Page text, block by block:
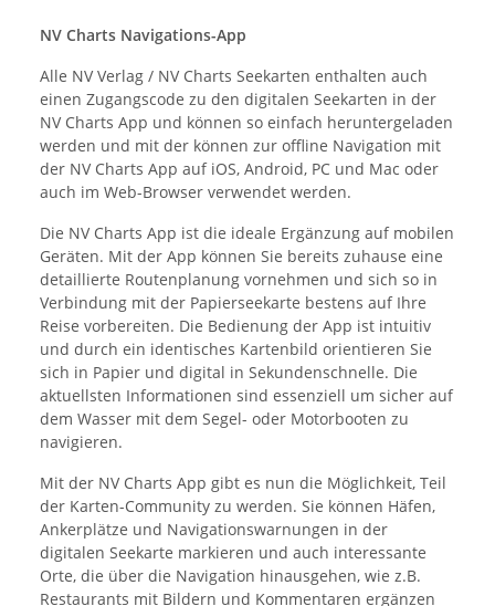
NV Charts Navigations-App
Alle NV Verlag / NV Charts Seekarten enthalten auch
einen Zugangscode zu den digitalen Seekarten in der
NV Charts App und können so einfach heruntergeladen
werden und mit der können zur offline Navigation mit
der NV Charts App auf iOS, Android, PC und Mac oder
auch im Web-Browser verwendet werden.
Die NV Charts App ist die ideale Ergänzung auf mobilen
Geräten. Mit der App können Sie bereits zuhause eine
detaillierte Routenplanung vornehmen und sich so in
Verbindung mit der Papierseekarte bestens auf Ihre
Reise vorbereiten. Die Bedienung der App ist intuitiv
und durch ein identisches Kartenbild orientieren Sie
sich in Papier und digital in Sekundenschnelle. Die
aktuellsten Informationen sind essenziell um sicher auf
dem Wasser mit dem Segel- oder Motorbooten zu
navigieren.
Mit der NV Charts App gibt es nun die Möglichkeit, Teil
der Karten-Community zu werden. Sie können Häfen,
Ankerplätze und Navigationswarnungen in der
digitalen Seekarte markieren und auch interessante
Orte, die über die Navigation hinausgehen, wie z.B.
Restaurants mit Bildern und Kommentaren ergänzen